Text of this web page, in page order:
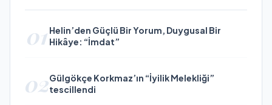
01 Helin’den Güçlü Bir Yorum, Duygusal Bir
Hikâye: “İmdat”
02Gülgökçe Korkmaz’ın “İyilik Melekliği”
tescillendi